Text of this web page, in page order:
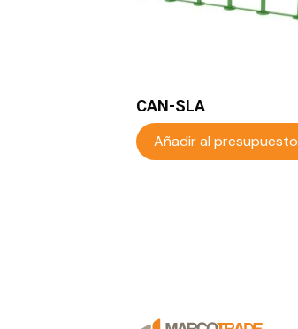
CAN-SLA
Añadir al presupuesto